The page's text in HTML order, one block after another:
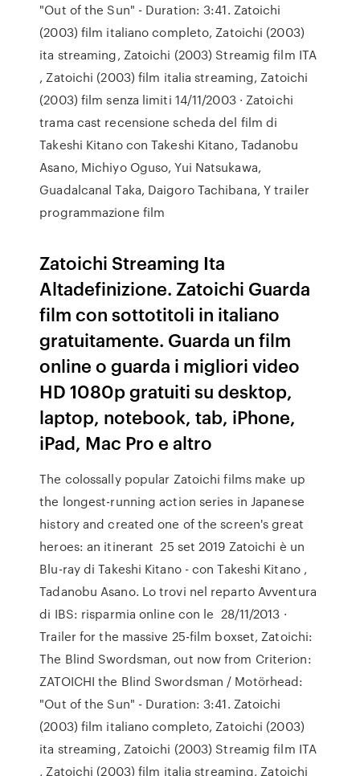
"Out of the Sun" - Duration: 3:41. Zatoichi
(2003) film italiano completo, Zatoichi (2003)
ita streaming, Zatoichi (2003) Streamig film ITA
, Zatoichi (2003) film italia streaming, Zatoichi
(2003) film senza limiti 14/11/2003 · Zatoichi
trama cast recensione scheda del film di
Takeshi Kitano con Takeshi Kitano, Tadanobu
Asano, Michiyo Oguso, Yui Natsukawa,
Guadalcanal Taka, Daigoro Tachibana, Y trailer
programmazione film
Zatoichi Streaming Ita
Altadefinizione. Zatoichi Guarda
film con sottotitoli in italiano
gratuitamente. Guarda un film
online o guarda i migliori video
HD 1080p gratuiti su desktop,
laptop, notebook, tab, iPhone,
iPad, Mac Pro e altro
The colossally popular Zatoichi films make up
the longest-running action series in Japanese
history and created one of the screen's great
heroes: an itinerant 25 set 2019 Zatoichi è un
Blu-ray di Takeshi Kitano - con Takeshi Kitano ,
Tadanobu Asano. Lo trovi nel reparto Avventura
di IBS: risparmia online con le 28/11/2013 ·
Trailer for the massive 25-film boxset, Zatoichi:
The Blind Swordsman, out now from Criterion:
ZATOICHI the Blind Swordsman / Motörhead:
"Out of the Sun" - Duration: 3:41. Zatoichi
(2003) film italiano completo, Zatoichi (2003)
ita streaming, Zatoichi (2003) Streamig film ITA
, Zatoichi (2003) film italia streaming, Zatoichi